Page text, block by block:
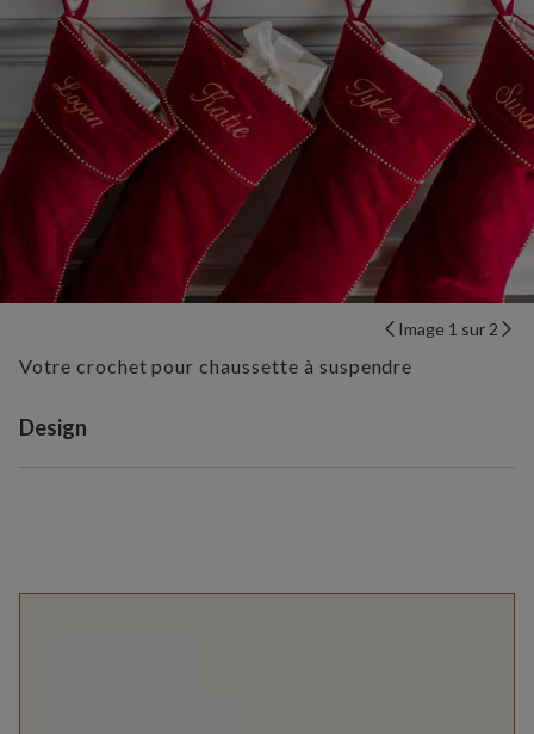
Image 1 sur 2
Votre crochet pour chaussette à suspendre
Variant selection
Design